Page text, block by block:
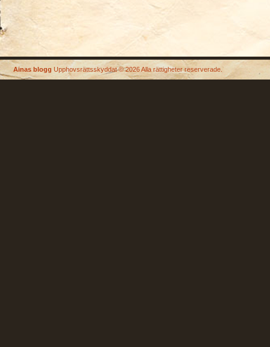
Ainas blogg Upphovsrättsskyddat © 2026 Alla rättigheter reserverade.